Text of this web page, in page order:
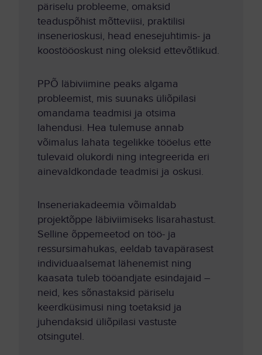
päriselu probleeme, omaksid
teaduspõhist mõtteviisi, praktilisi
insenerioskusi, head enesejuhtimis- ja
koostööoskust ning oleksid ettevõtlikud.
PPÕ läbiviimine peaks algama
probleemist, mis suunaks üliõpilasi
omandama teadmisi ja otsima
lahendusi. Hea tulemuse annab
võimalus lahata tegelikke tööelus ette
tulevaid olukordi ning integreerida eri
ainevaldkondade teadmisi ja oskusi.
Inseneriakadeemia võimaldab
projektõppe läbiviimiseks lisarahastust.
Selline õppemeetod on töö- ja
ressursimahukas, eeldab tavapärasest
individuaalsemat lähenemist ning
kaasata tuleb tööandjate esindajaid –
neid, kes sõnastaksid päriselu
keerdküsimusi ning toetaksid ja
juhendaksid üliõpilasi vastuste
otsingutel.